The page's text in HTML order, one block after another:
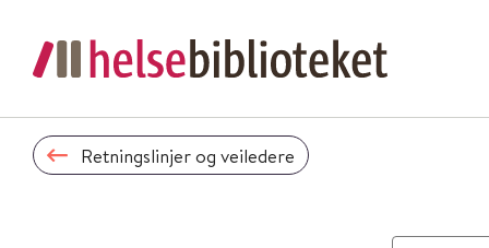
Retningslinjer og veiledere